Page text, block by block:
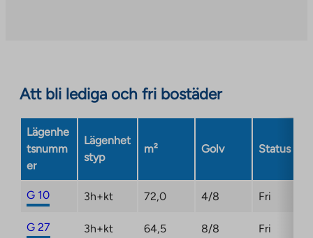
new
in
a
new
tab
Att bli lediga och fri bostäder
Lägenhe
tsnumm
er
Lägenhet
styp
m² Golv Status
G 10 3h+kt 72,0 4/8 Fri
G 27 3h+kt 64,5 8/8 Fri